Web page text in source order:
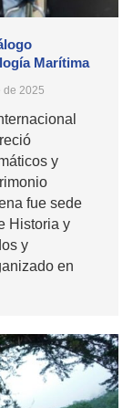
Marítima
de 2025
y
fue sede
Historia y
y
en